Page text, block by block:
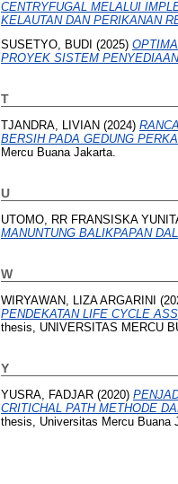
CENTRYFUGAL MELALUI
KELAUTAN DAN PERIKANAN
SUSETYO, BUDI (2025)
PROYEK SISTEM
T
TJANDRA, LIVIAN (2024)
BERSIH PADA GEDUNG
Mercu Buana Jakarta.
U
UTOMO, RR FRANSISKA
MANUNTUNG BALIKPAPAN
W
WIRYAWAN, LIZA ARGARINI
PENDEKATAN LIFE CYCLE
thesis, UNIVERSITAS MERCU
Y
YUSRA, FADJAR (2020)
CRITICHAL PATH METHODE
thesis, Universitas Mercu Buana